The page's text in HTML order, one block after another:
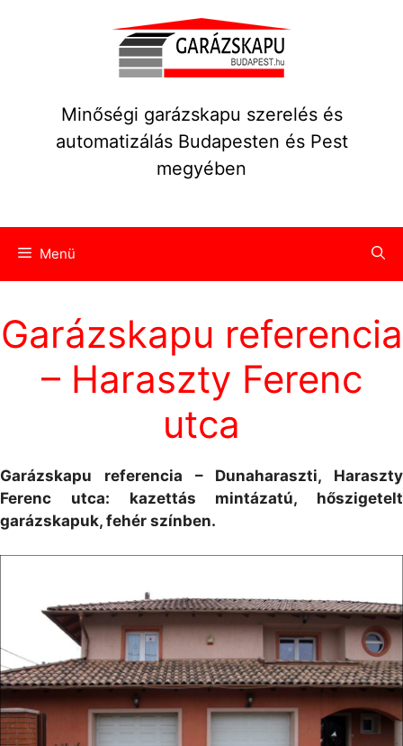
Minőségi garázskapu szerelés és
automatizálás Budapesten és Pest
megyében
Menü
Garázskapu referencia
– Haraszty Ferenc
utca
Garázskapu referencia – Dunaharaszti, Haraszty
Ferenc utca: kazettás mintázatú, hőszigetelt
garázskapuk, fehér színben.